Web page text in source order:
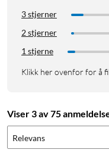
3 stjerner
2 stjerner
1 stjerne
Klikk her ovenfor for å
Viser 3 av 75
Relevans